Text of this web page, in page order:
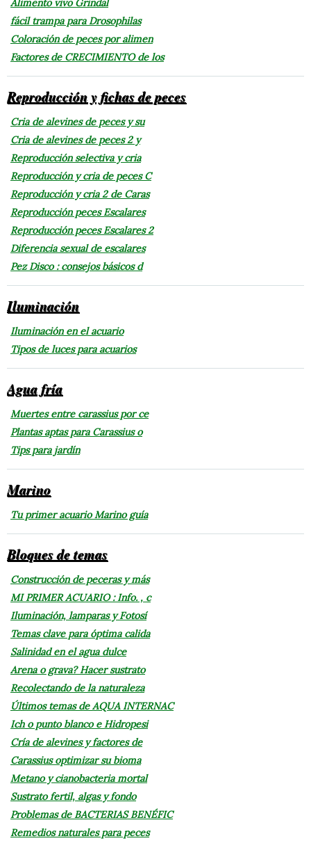
Alimento vivo Grindal
fácil trampa para Drosophilas
Coloración de peces por alimen
Factores de CRECIMIENTO de los
Reproducción y fichas de peces
Cria de alevines de peces y su
Cria de alevines de peces 2 y
Reproducción selectiva y cria
Reproducción y cria de peces C
Reproducción y cria 2 de Caras
Reproducción peces Escalares
Reproducción peces Escalares 2
Diferencia sexual de escalares
Pez Disco : consejos básicos d
Iluminación
Iluminación en el acuario
Tipos de luces para acuarios
Agua fría
Muertes entre carassius por ce
Plantas aptas para Carassius o
Tips para jardín
Marino
Tu primer acuario Marino guía
Bloques de temas
Construcción de peceras y más
MI PRIMER ACUARIO : Info. , c
Iluminación, lamparas y Fotosí
Temas clave para óptima calida
Salinidad en el agua dulce
Arena o grava? Hacer sustrato
Recolectando de la naturaleza
Últimos temas de AQUA INTERNAC
Ich o punto blanco e Hidropesi
Cría de alevines y factores de
Carassius optimizar su bioma
Metano y cianobacteria mortal
Sustrato fertil, algas y fondo
Problemas de BACTERIAS BENÉFIC
Remedios naturales para peces